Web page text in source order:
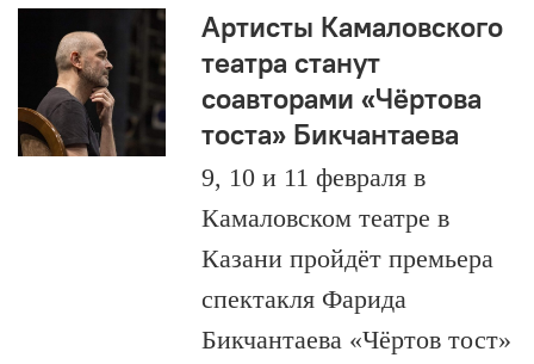
Артисты Камаловского
театра станут
соавторами «Чёртова
тоста» Бикчантаева
9, 10 и 11 февраля в
Камаловском театре в
Казани пройдёт премьера
спектакля Фарида
Бикчантаева «Чёртов тост»